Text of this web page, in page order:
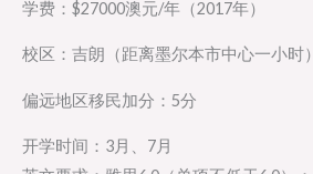
学费：$27000澳元/年（2017年）
校区：吉朗（距离墨尔本市中心一小时）
偏远地区移民加分：5分
开学时间：3月、7月